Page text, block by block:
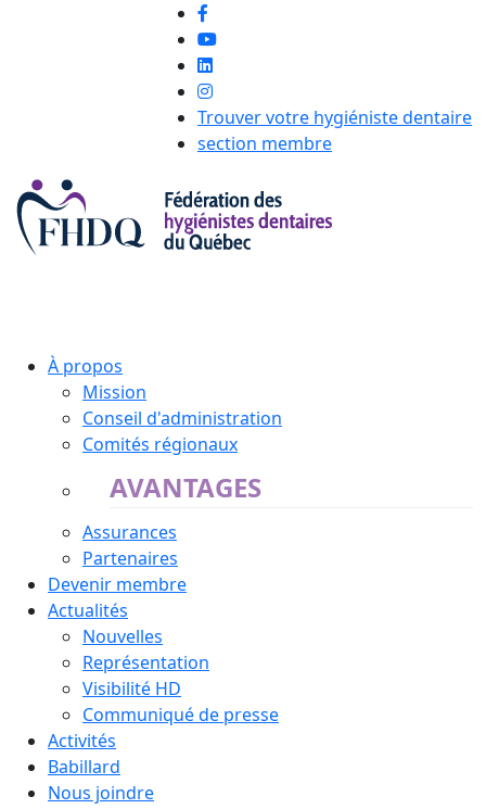
Trouver votre hygiéniste dentaire
section membre
À propos
Mission
Conseil d'administration
Comités régionaux
AVANTAGES
Assurances
Partenaires
Devenir membre
Actualités
Nouvelles
Représentation
Visibilité HD
Communiqué de presse
Activités
Babillard
Nous joindre